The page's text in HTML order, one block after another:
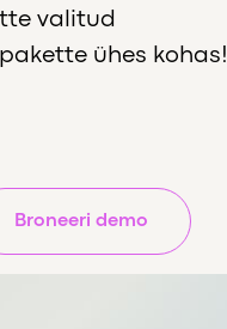
valitud
ühes kohas!
Broneeri demo